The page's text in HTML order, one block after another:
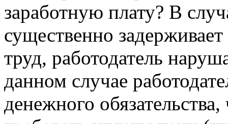
заработную плату? В
существенно
труд, работодатель
данном случае
денежного